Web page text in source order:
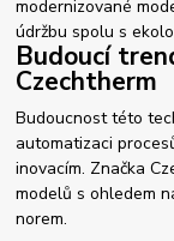
modernizované
údržbu spolu s
Budoucí
Czechtherm
Budoucnost této
automatizaci
inovacím. Značka
modelů s ohledem
norem.